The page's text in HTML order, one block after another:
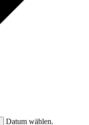
Datum wählen.